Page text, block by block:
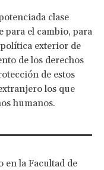
clase
para el cambio, para
exterior de
de los derechos
de estos
los que
humanos.
en la Facultad de